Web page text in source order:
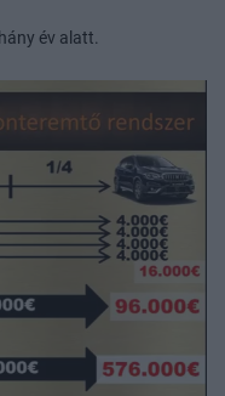
év alatt.